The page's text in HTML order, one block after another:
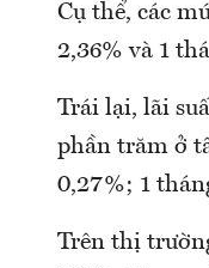
Cụ thể, các
2,36% và 1
Trái lại, lãi
phần trăm ở
0,27%; 1
Trên thị